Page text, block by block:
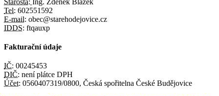
Tel: 602551592
E-mail: obec@starehodejovice.cz
IDDS: ftqauxp
Fakturační údaje
IČ: 00245453
DIČ: není plátce DPH
Účet: 0560407319/0800, Česká spořitelna České Budějovice